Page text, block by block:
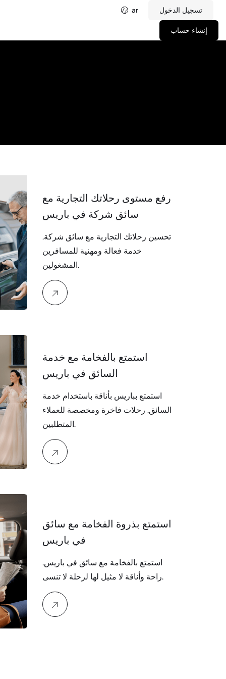
ar تسجيل الدخول
إنشاء حساب
رفع مستوى رحلاتك التجارية مع
سائق شركة في باريس
تحسين رحلاتك التجارية مع سائق شركة.
خدمة فعالة ومهنية للمسافرين
المشغولين.
استمتع بالفخامة مع خدمة
السائق في باريس
استمتع بباريس بأناقة باستخدام خدمة
السائق. رحلات فاخرة ومخصصة للعملاء
المتطلبين.
استمتع بذروة الفخامة مع سائق
في باريس
استمتع بالفخامة مع سائق في باريس.
راحة وأناقة لا مثيل لها لرحلة لا تنسى.